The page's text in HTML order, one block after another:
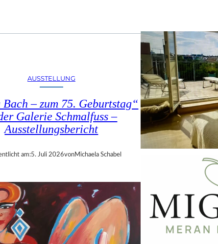
AUSSTELLUNG
– zum 75. Geburtstag“
Galerie Schmalfuss –
Ausstellungsbericht
am:5. Juli 2026vonMichaela Schabel